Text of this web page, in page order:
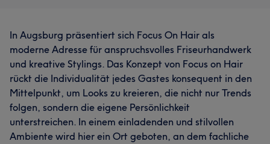
In Augsburg präsentiert sich Focus On Hair als
moderne Adresse für anspruchsvolles Friseurhandwerk
und kreative Stylings. Das Konzept von Focus on Hair
rückt die Individualität jedes Gastes konsequent in den
Mittelpunkt, um Looks zu kreieren, die nicht nur Trends
folgen, sondern die eigene Persönlichkeit
unterstreichen. In einem einladenden und stilvollen
Ambiente wird hier ein Ort geboten, an dem fachliche